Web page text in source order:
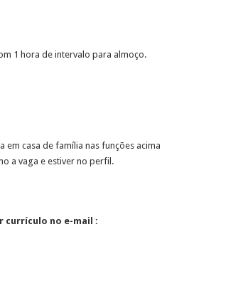
1 hora de intervalo para almoço.
em casa de família nas funções acima
a vaga e estiver no perfil.
currículo no e-mail :